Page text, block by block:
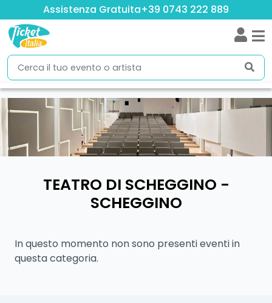
Assistenza Gratuita+39 0743 222 889
TEATRO DI SCHEGGINO -
SCHEGGINO
In questo momento non sono presenti eventi in
questa categoria.